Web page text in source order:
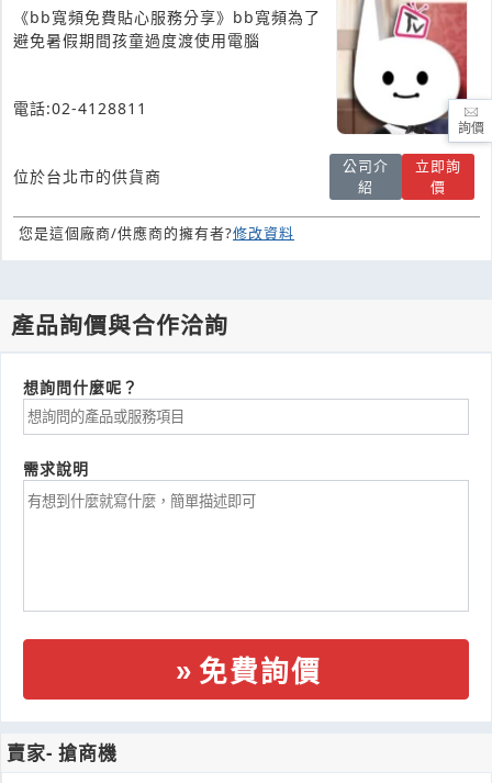
《bb寬頻免費貼心服務分享》bb寬頻為了
避免暑假期間孩童過度渡使用電腦
電話:02-4128811
位於台北市的供貨商
公司介
紹
立即詢
價
您是這個廠商/供應商的擁有者?修改資料
產品詢價與合作洽詢
想詢問什麼呢？
需求說明
免費詢價
賣家- 搶商機
詢價